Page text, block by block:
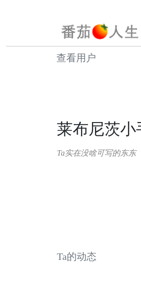
查看用户
莱布尼茨小
Ta实在没啥可写的东东
Ta的动态